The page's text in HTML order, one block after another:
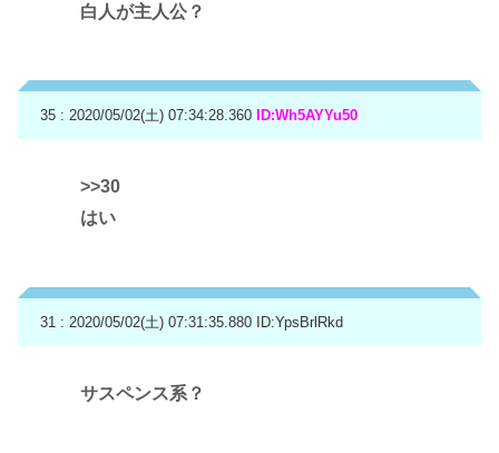
白人が主人公？
35 : 2020/05/02(土) 07:34:28.360 ID:Wh5AYYu50
>>30
はい
31 : 2020/05/02(土) 07:31:35.880 ID:YpsBrlRkd
サスペンス系？